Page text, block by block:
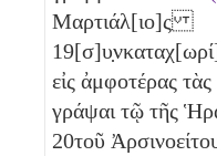
Μαρτιάλ[ιο]ς
19
εἰς ἀμφοτέρας
γράψαι τῷ τῆς
20τοῦ